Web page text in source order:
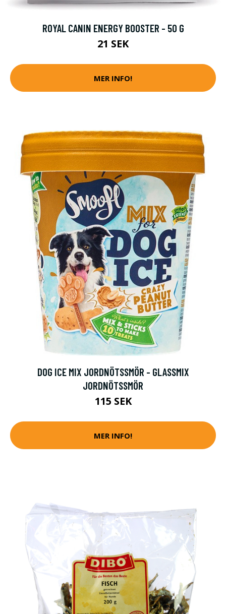
ROYAL CANIN ENERGY BOOSTER - 50 G
21 SEK
MER INFO!
DOG ICE MIX JORDNÖTSSMÖR - GLASSMIX
JORDNÖTSSMÖR
115 SEK
MER INFO!